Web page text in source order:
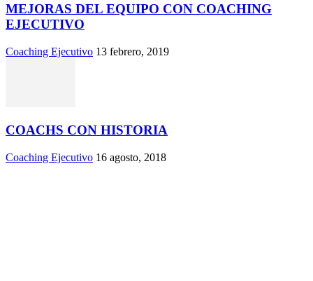
MEJORAS DEL EQUIPO CON COACHING
EJECUTIVO
Coaching Ejecutivo 13 febrero, 2019
COACHS CON HISTORIA
Coaching Ejecutivo 16 agosto, 2018